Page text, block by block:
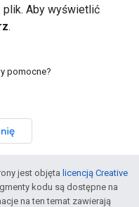
plik. Aby wyświetlić
.
pomocne?
jest objęta licencją Creative
kodu są dostępne na
na ten temat zawierają